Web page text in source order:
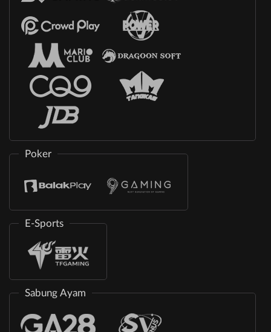
Poker
E-Sports
Sabung Ayam